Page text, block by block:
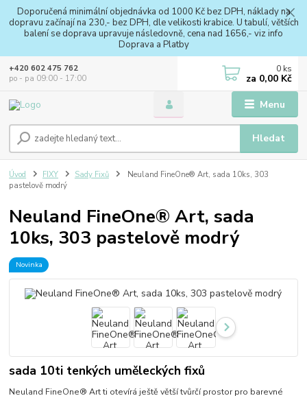
Doporučená minimální objednávka od 1000 Kč bez DPH, náklady na
dopravu začínají na 230,- bez DPH, dle velikosti krabice. U tabulí, větších
balení se doprava upravuje následovně, cena nad 1656,- viz info
Doprava a Platby
Menu
Hledat
+420 602 475 762
po - pa 09:00 - 17:00
0 ks
za 0,00 Kč
Úvod FIXY Sady Fixů
Neuland FineOne® Art, sada 10ks, 303
pastelově modrý
Neuland FineOne® Art, sada
10ks, 303 pastelově modrý
Novinka
sada 10ti tenkých uměleckých fixů
Neuland FineOne® Art ti otevírá ještě větší tvůrčí prostor pro barevné